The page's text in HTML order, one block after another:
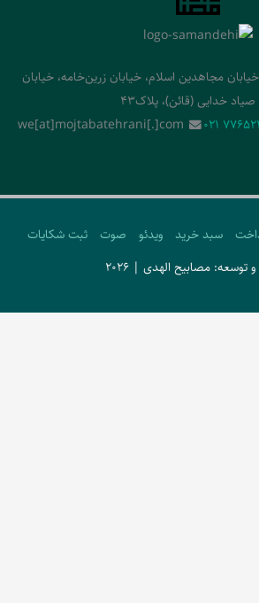
مجاهدین اسلام، خیابان زرین‌خامه، خیابان
صیاد خدایی (قائن)، پلاک43
‭021
we[at]mojtabatehrani[.]com
سبد خرید ویدئو صوت
ثبت شکایات
توسعه: مصابیح الهدی | 2026